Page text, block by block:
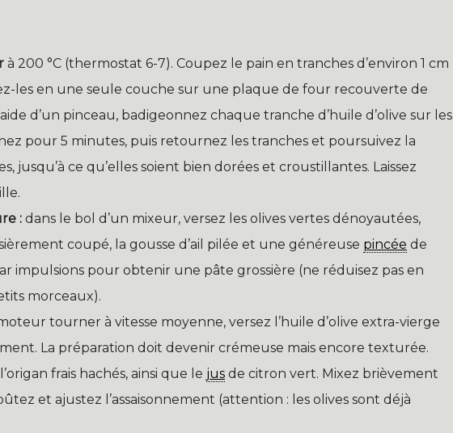
à 200 °C (thermostat 6-7). Coupez le pain en tranches d’environ 1 cm
les en une seule couche sur une plaque de four recouverte de
d’un pinceau, badigeonnez chaque tranche d’huile d’olive sur les
pour 5 minutes, puis retournez les tranches et poursuivez la
jusqu’à ce qu’elles soient bien dorées et croustillantes. Laissez
: dans le bol d’un mixeur, versez les olives vertes dénoyautées,
coupé, la gousse d’ail pilée et une généreuse pincée de
impulsions pour obtenir une pâte grossière (ne réduisez pas en
morceaux).
tourner à vitesse moyenne, versez l’huile d’olive extra-vierge
La préparation doit devenir crémeuse mais encore texturée.
frais hachés, ainsi que le jus de citron vert. Mixez brièvement
et ajustez l’assaisonnement (attention : les olives sont déjà